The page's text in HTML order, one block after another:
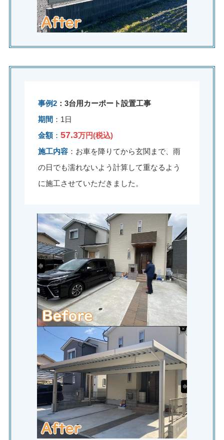
事例2：3台用カーポート設置工事
期間 ：1日
金額： 57.3万円(税込)
施工内容：お車を降りてから玄関まで、雨
の日でも濡れないよう計算して重なるよう
に施工させていただきました。